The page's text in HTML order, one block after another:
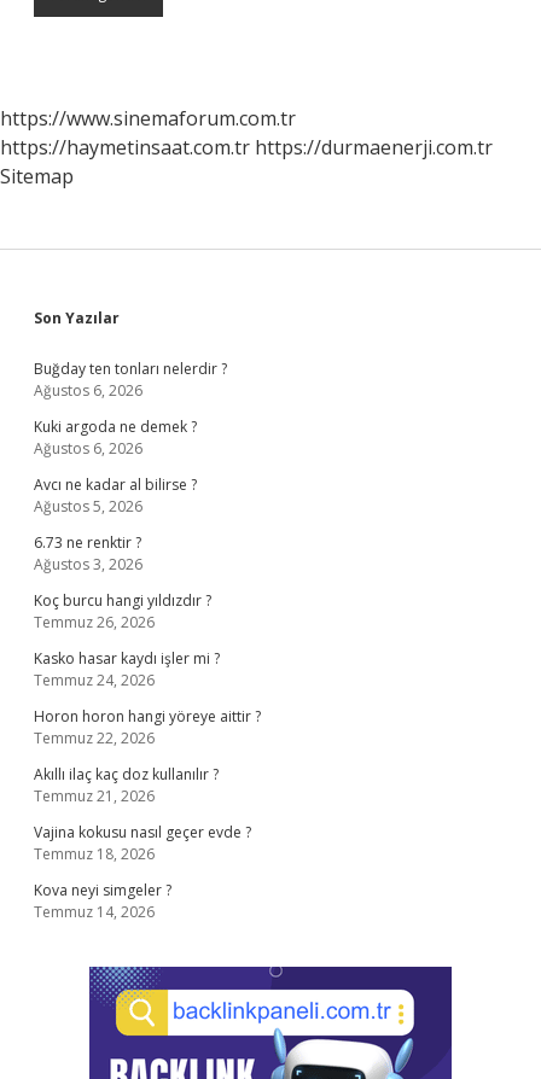
https://www.sinemaforum.com.tr
https://haymetinsaat.com.tr https://durmaenerji.com.tr
Sitemap
Sidebar
Son Yazılar
Buğday ten tonları nelerdir ?
Ağustos 6, 2026
Kuki argoda ne demek ?
Ağustos 6, 2026
Avcı ne kadar al bilirse ?
Ağustos 5, 2026
6.73 ne renktir ?
Ağustos 3, 2026
Koç burcu hangi yıldızdır ?
Temmuz 26, 2026
Kasko hasar kaydı işler mi ?
Temmuz 24, 2026
Horon horon hangi yöreye aittir ?
Temmuz 22, 2026
Akıllı ilaç kaç doz kullanılır ?
Temmuz 21, 2026
Vajina kokusu nasıl geçer evde ?
Temmuz 18, 2026
Kova neyi simgeler ?
Temmuz 14, 2026